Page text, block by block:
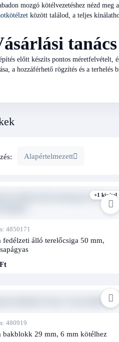
mozgó kötélvezetéshez nézd meg a
között találod, a teljes
tanács
előtt készíts pontos méretfelvételt,
a hozzáférhető rögzítés és a terhelés
Alapértelmezett
+1 kivitel
4850171
fedélzeti álló terelőcsiga 50 mm,
480919
bakblokk 29 mm, 6 mm kötélhez